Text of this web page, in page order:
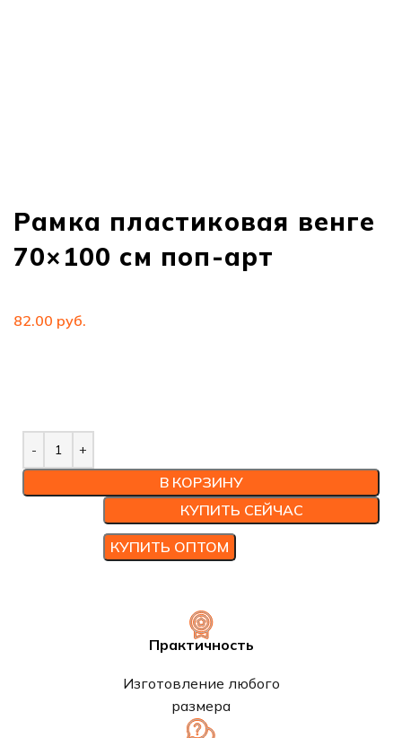
Рамка пластиковая венге
70×100 см поп-арт
руб.
В КОРЗИНУ
КУПИТЬ СЕЙЧАС
КУПИТЬ ОПТОМ
Практичность
Изготовление любого
размера